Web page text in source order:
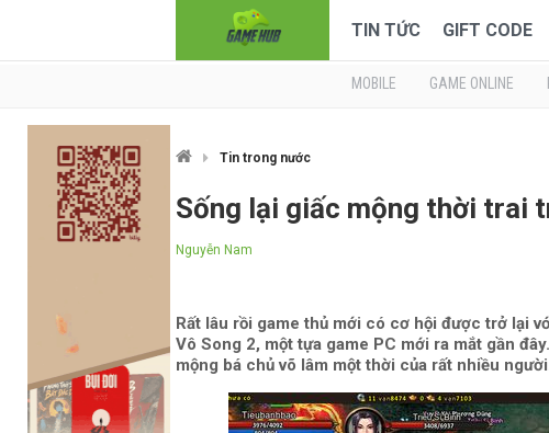
TIN TỨC GIFT CODE
MOBILE GAME ONLINE
Tin trong nước
Sống lại giấc mộng thời trai
Nguyễn Nam
Rất lâu rồi game thủ mới có cơ hội được trở lại
Vô Song 2, một tựa game PC mới ra mắt gần
mộng bá chủ võ lâm một thời của rất nhiều